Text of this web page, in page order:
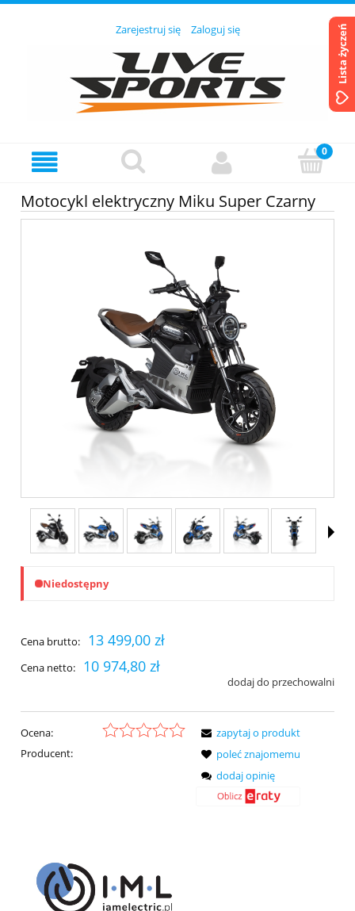
Zarejestruj się Zaloguj się
Motocykl elektryczny Miku Super Czarny
Niedostępny
Cena brutto: 13 499,00 zł
Cena netto: 10 974,80 zł
dodaj do przechowalni
Ocena:
Producent:
zapytaj o produkt
poleć znajomemu
dodaj opinię
Lista życzeń